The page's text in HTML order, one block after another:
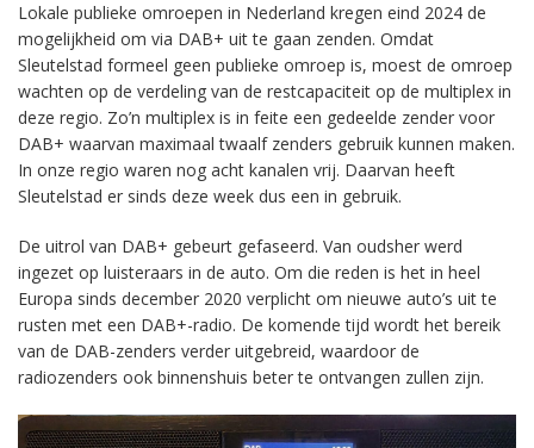
Lokale publieke omroepen in Nederland kregen eind 2024 de
mogelijkheid om via DAB+ uit te gaan zenden. Omdat
Sleutelstad formeel geen publieke omroep is, moest de omroep
wachten op de verdeling van de restcapaciteit op de multiplex in
deze regio. Zo’n multiplex is in feite een gedeelde zender voor
DAB+ waarvan maximaal twaalf zenders gebruik kunnen maken.
In onze regio waren nog acht kanalen vrij. Daarvan heeft
Sleutelstad er sinds deze week dus een in gebruik.
De uitrol van DAB+ gebeurt gefaseerd. Van oudsher werd
ingezet op luisteraars in de auto. Om die reden is het in heel
Europa sinds december 2020 verplicht om nieuwe auto’s uit te
rusten met een DAB+-radio. De komende tijd wordt het bereik
van de DAB-zenders verder uitgebreid, waardoor de
radiozenders ook binnenshuis beter te ontvangen zullen zijn.